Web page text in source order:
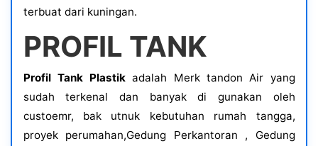
terbuat dari kuningan.
PROFIL TANK
Profil Tank Plastik adalah Merk tandon Air yang
sudah terkenal dan banyak di gunakan oleh
custoemr, bak utnuk kebutuhan rumah tangga,
proyek perumahan,Gedung Perkantoran , Gedung